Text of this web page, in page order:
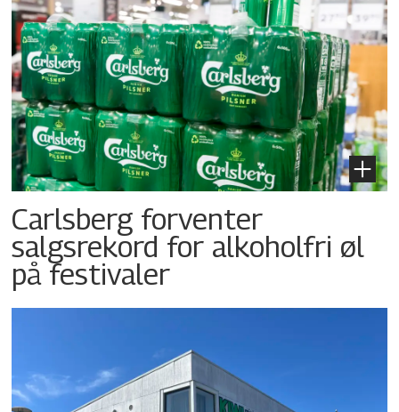
Carlsberg forventer
salgsrekord for alkoholfri øl
på festivaler